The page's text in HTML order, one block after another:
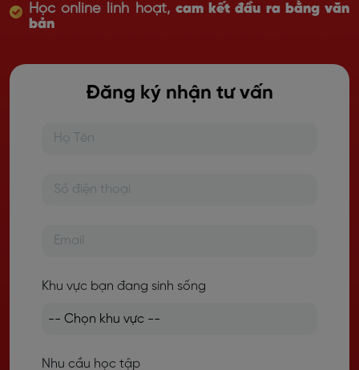
Học online linh hoạt, cam kết đầu ra bằng văn
bản
Đăng ký nhận tư vấn
Khu vực bạn đang sinh sống
Nhu cầu học tập